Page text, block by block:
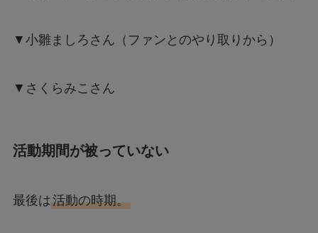
▼小雛ましろさん（ファンとのやり取りから）
▼さくらみこさん
活動期間が被っていない
最後は活動の時期。